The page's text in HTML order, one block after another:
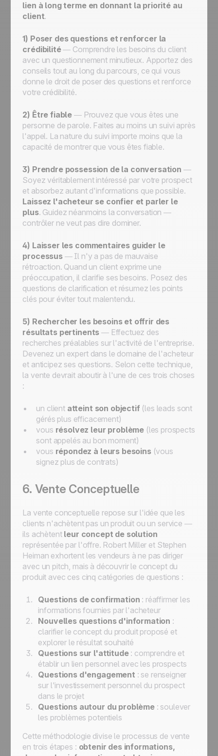
lien à long terme en donnant la priorité au
client.
1) Poser des questions et renforcer la
crédibilité— Comprendre les besoins du client
avec un questionnement minutieux. Apportez des
conseils tout au long du parcours, ce qui vous
donne le droit de poser des questions et renforce
votre crédibilité.
2) Être fiable — Prouvez que vous êtes une
personne de parole. Faites au moins un suivi après
l'appel. La nature du suivi importe moins que la
capacité de montrer que vous êtes fiable.
3) Prendre possession de la conversation —
Soyez véritablement intéressé par votre prospect
et absorbez autant d'informations que possible.
Laissez l'acheteur se confier et parler le
plus. Guidez néanmoins la conversation —
contrôler ne veut pas dire dominer.
4) Laisser les commentaires guider le
processus— Il n'y a pas de mauvaise
rétroaction. Quand un client exprime une
préoccupation, il clarifie ses besoins. Posez des
questions de clarification et résumez les points
clés pour éviter tout malentendu.
5) Rechercher les besoins et offrir des
résultats pertinents — Effectuez des
recherches préalables sur l'activité de l'entreprise.
Devenez un expert dans le domaine de l'acheteur
et anticipez ses questions. Selon cette technique,
la vente devrait aboutir à l'une de ces trois choses
:
un client atteint son objectif (les leads sont
gérés plus efficacement)
vous résolvez leur problème (les prospects
sont appelés au bon moment)
vous répondez à leurs besoins(vous
signez plus de contrats)
6. Vente Conceptuelle
La vente conceptuelle repose sur l'idée que les
clients n'achètent pas un produit ou un service —
ils achètent leur concept de solution
représentée par l'offre. Robert Miller et Stephen
Heiman exhortent les vendeurs à ne pas diriger
avec un pitch, mais à découvrir le concept du
produit avec ces cinq catégories de questions :
Questions de confirmation : réaffirmer les
informations fournies par l'acheteur
Nouvelles questions d'information :
clarifier le concept du produit proposé et
explorer le résultat souhaité
Questions sur l'attitude: comprendre et
établir un lien personnel avec les prospects
Questions d'engagement : se renseigner
sur l'investissement personnel du prospect
dans le projet
Questions autour du problème: soulever
les problèmes potentiels
Cette méthodologie divise le processus de vente
en trois étapes : obtenir des informations,